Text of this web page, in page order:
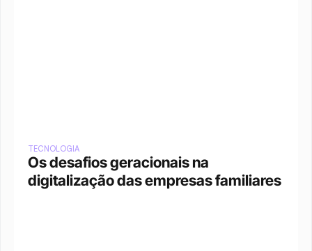
TECNOLOGIA
Os desafios geracionais na
digitalização das empresas familiares